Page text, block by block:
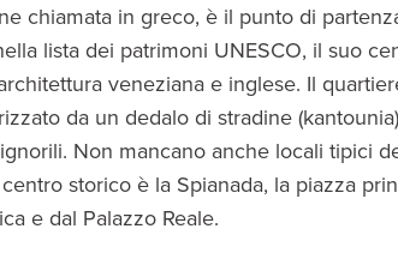
chiamata in greco, è il punto di
lista dei patrimoni UNESCO, il suo
veneziana e inglese. Il
da un dedalo di stradine
Non mancano anche locali tipici
storico è la Spianada, la piazza
e dal Palazzo Reale.